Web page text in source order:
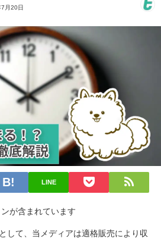
月20日
LINE
が含まれています
して、当メディアは適格販売により収